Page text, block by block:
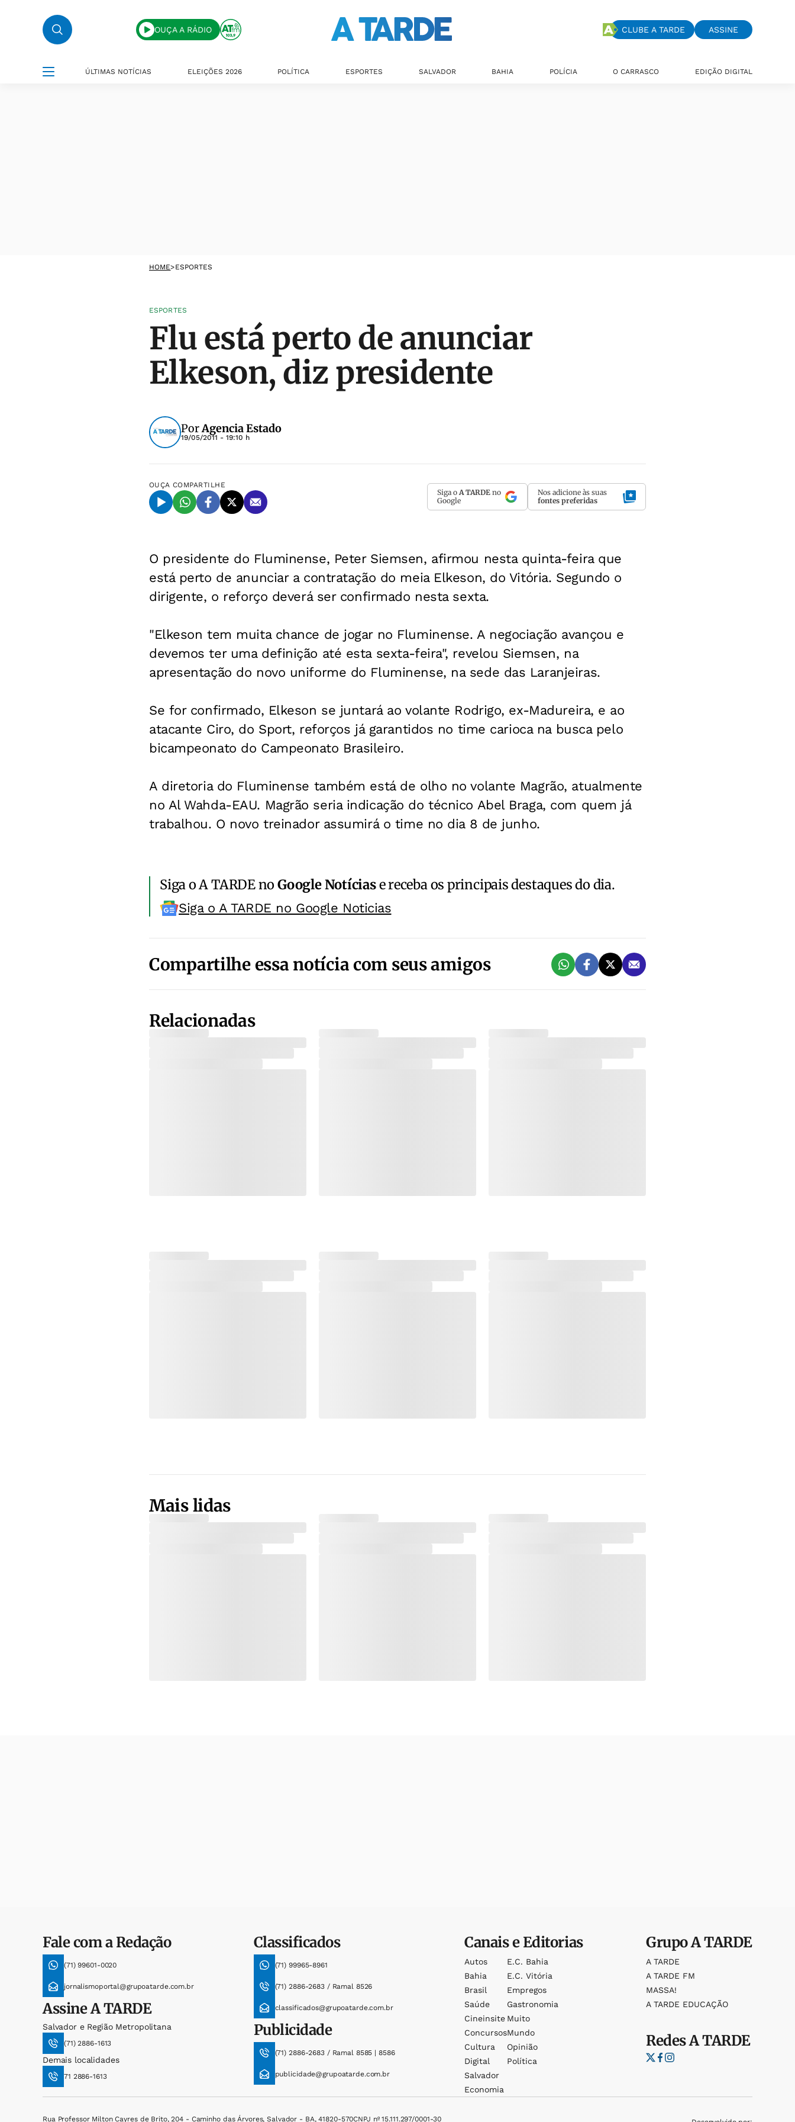
OUÇA A RÁDIO CLUBE A TARDE ASSINE
ÚLTIMAS NOTÍCIAS ELEIÇÕES 2026 POLÍTICA ESPORTES SALVADOR BAHIA POLÍCIA O CARRASCO EDIÇÃO DIGITAL
HOME>ESPORTES
ESPORTES
Flu está perto de anunciar
Elkeson, diz presidente
PorAgencia Estado
19/05/2011 - 19:10 h
OUÇA COMPARTILHE
Siga o A TARDE no
Google
Nos adicione às suas
fontes preferidas
O presidente do Fluminense, Peter Siemsen, afirmou nesta quinta-feira que
está perto de anunciar a contratação do meia Elkeson, do Vitória. Segundo o
dirigente, o reforço deverá ser confirmado nesta sexta.
"Elkeson tem muita chance de jogar no Fluminense. A negociação avançou e
devemos ter uma definição até esta sexta-feira", revelou Siemsen, na
apresentação do novo uniforme do Fluminense, na sede das Laranjeiras.
Se for confirmado, Elkeson se juntará ao volante Rodrigo, ex-Madureira, e ao
atacante Ciro, do Sport, reforços já garantidos no time carioca na busca pelo
bicampeonato do Campeonato Brasileiro.
A diretoria do Fluminense também está de olho no volante Magrão, atualmente
no Al Wahda-EAU. Magrão seria indicação do técnico Abel Braga, com quem já
trabalhou. O novo treinador assumirá o time no dia 8 de junho.
Siga o A TARDE noGoogle Notíciase receba os principais destaques do dia.
Siga o A TARDE no Google Noticias
Compartilhe essa notícia com seus amigos
Relacionadas
Mais lidas
Fale com a Redação
(71) 99601-0020
jornalismoportal@grupoatarde.com.br
AssineA TARDE
Salvador e Região Metropolitana
(71) 2886-1613
Demais localidades
71 2886-1613
Classificados
(71) 99965-8961
(71) 2886-2683 / Ramal 8526
classificados@grupoatarde.com.br
Publicidade
(71) 2886-2683 / Ramal 8585 | 8586
publicidade@grupoatarde.com.br
Canais e Editorias
Autos
Bahia
Brasil
Saúde
Cineinsite
Concursos
Cultura
Digital
Salvador
Economia
E.c. Bahia
E.c. Vitória
Empregos
Gastronomia
Muito
Mundo
Opinião
Política
GrupoA TARDE
A TARDE
A TARDE FM
MASSA!
A TARDE EDUCAÇÃO
RedesA TARDE
Rua Professor Milton Cayres de Brito, 204 - Caminho das Árvores, Salvador - BA, 41820-570CNPJ nº 15.111.297/0001-30